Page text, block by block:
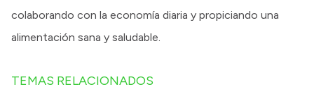
colaborando con la economía diaria y propiciando una
alimentación sana y saludable.
TEMAS RELACIONADOS